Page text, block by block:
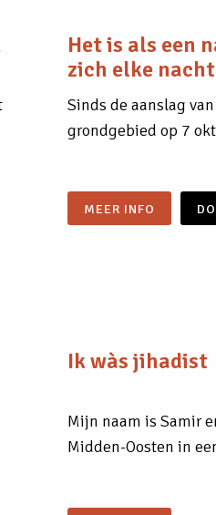
Het is als een
zich elke
Sinds de aanslag
grondgebied op 7
MEER INFO
Ik wàs jihadist
Mijn naam is Samir
Midden-Oosten in